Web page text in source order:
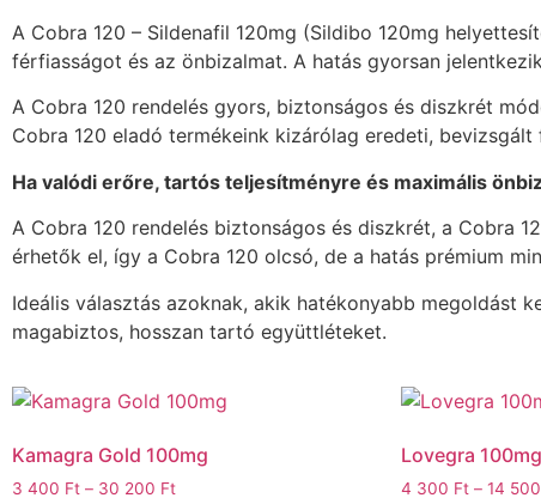
A Cobra 120 – Sildenafil 120mg (Sildibo 120mg
férfiasságot és az önbizalmat. A hatás gyorsan
A Cobra 120 rendelés gyors, biztonságos és diszkrét
Cobra 120 eladó termékeink kizárólag eredeti,
Ha valódi erőre, tartós teljesítményre és maximális
A Cobra 120 rendelés biztonságos és diszkrét, a Cobra
érhetők el, így a Cobra 120 olcsó, de a hatás prémium
Ideális választás azoknak, akik hatékonyabb megoldást
magabiztos, hosszan tartó együttléteket.
Kamagra Gold 100mg
3 400 Ft – 30 200 Ft
Lovegra
4 300 Ft – 14 500